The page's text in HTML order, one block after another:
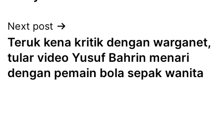
Next post
Teruk kena kritik dengan warganet,
tular video Yusuf Bahrin menari
dengan pemain bola sepak wanita